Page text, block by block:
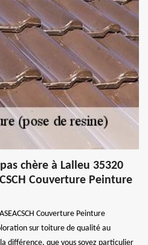
chère à Lalleu 35320
Couverture Peinture
Couverture Peinture
sur toiture de qualité au
différence, que vous soyez particulier